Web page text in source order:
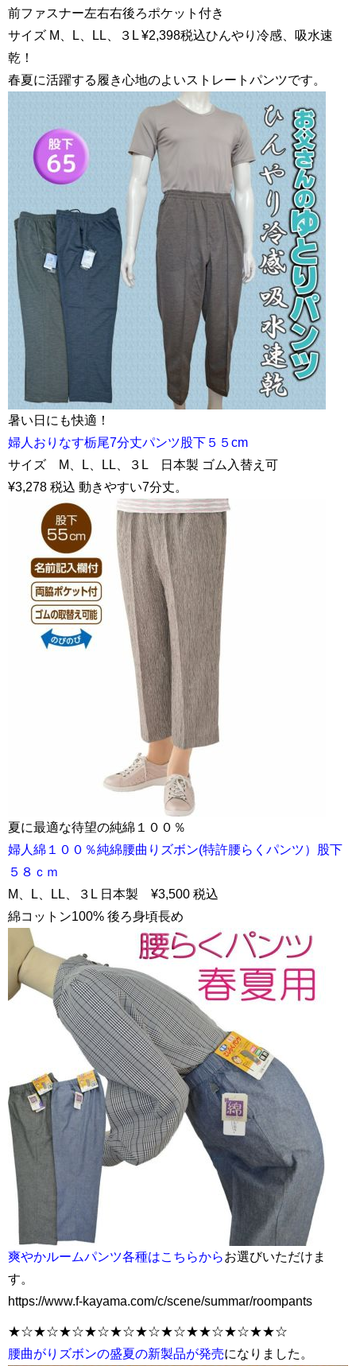
前ファスナー左右右後ろポケット付き
サイズ M、L、LL、３L ¥2,398税込ひんやり冷感、吸水速
乾！
春夏に活躍する履き心地のよいストレートパンツです。
暑い日にも快適！
婦人おりなす栃尾7分丈パンツ股下５５cm
サイズ M、L、LL、３L 日本製 ゴム入替え可
¥3,278 税込 動きやすい7分丈。
夏に最適な待望の純綿１００％
婦人綿１００％純綿腰曲りズボン(特許腰らくパンツ）股下
５８ｃｍ
M、L、LL、３L 日本製 ¥3,500 税込
綿コットン100% 後ろ身頃長め
爽やかルームパンツ各種はこちらからお選びいただけま
す。
https://www.f-kayama.com/c/scene/summar/roompants
★☆★☆★☆★☆★☆★☆★☆★★☆★☆★★☆
腰曲がりズボンの盛夏の新製品が発売になりました。